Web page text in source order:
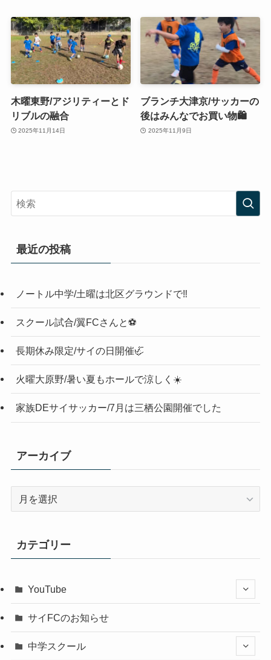
木曜東野/アジリティーとド
リブルの融合
2025年11月14日
ブランチ大津京/サッカーの
後はみんなでお買い物🛍️
2025年11月9日
最近の投稿
ノートル中学/土曜は北区グラウンドで‼️
スクール試合/翼FCさんと⚽️
長期休み限定/サイの日開催🦏
火曜大原野/暑い夏もホールで涼しく☀️
家族DEサイサッカー/7月は三栖公園開催でした
アーカイブ
ブ
カテゴリー
YouTube
サイFCのお知らせ
中学スクール